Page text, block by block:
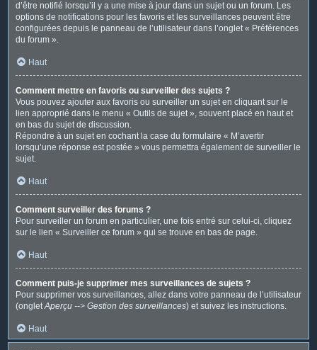
d’être notifié lorsqu’il y a une mise à jour dans un sujet ou un forum. Les
options de notifications pour les favoris et les surveillances peuvent être
configurées depuis le panneau de l’utilisateur dans l’onglet « Préférences
du forum ».
Haut
Comment mettre en favoris ou surveiller des sujets ?
Vous pouvez ajouter aux favoris ou surveiller un sujet en cliquant sur le
lien approprié dans le menu « Outils de sujet », souvent placé en haut et
en bas du sujet de discussion.
Répondre à un sujet en cochant la case du formulaire « M’avertir
lorsqu’une réponse est postée » vous permettra également de surveiller le
sujet.
Haut
Comment surveiller des forums ?
Pour surveiller un forum en particulier, une fois entré sur celui-ci, cliquez
sur le lien « Surveiller ce forum » qui se trouve en bas de page.
Haut
Comment puis-je supprimer mes surveillances de sujets ?
Pour supprimer vos surveillances, allez dans votre panneau de l’utilisateur
(ongletAperçu --> Gestion des surveillances) et suivez les instructions.
Haut